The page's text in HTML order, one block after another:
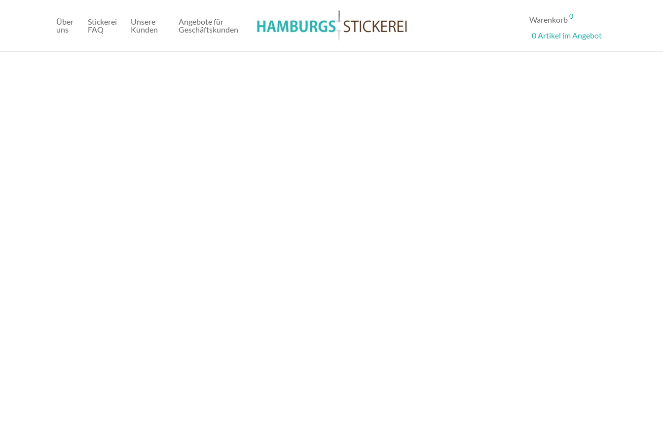
Über
uns
Stickerei
FAQ
Unsere
Kunden
Angebote für
Geschäftskunden
Warenkorb0
0 Artikel im Angebot